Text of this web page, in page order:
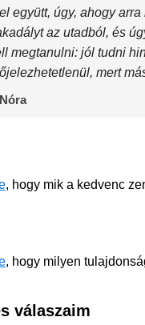
együtt, úgy, ahogy
az utadból, és
megtanulni: jól tudni
mert
, hogy mik a kedvenc
, hogy milyen
válaszaim